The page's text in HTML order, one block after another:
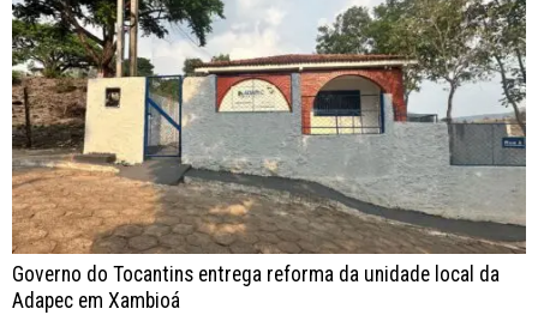
Governo do Tocantins entrega reforma da unidade local da
Adapec em Xambioá